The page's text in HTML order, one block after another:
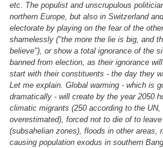
etc. The populist and unscrupulous
northern Europe, but also in Switzerland
electorate by playing on the fear of the
shamelessly ("the more the lie is big, and
believe"), or show a total ignorance of the
banned from election, as their ignorance
start with their constituents - the day they
Let me explain. Global warming - which is
dramatically - will create by the year 2050
climatic migrants (250 according to the
overestimated), forced not to die of to
(subsahelian zones), floods in other areas,
causing population exodus in southern